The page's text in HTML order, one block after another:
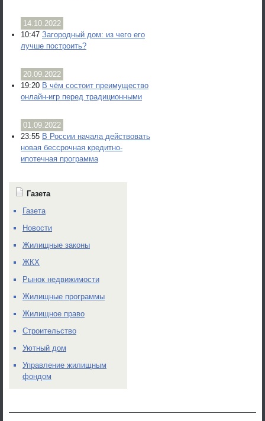
14.10.2022
10:47 Загородный дом: из чего его
лучше построить?
20.09.2022
19:20 В чём состоит преимущество
онлайн-игр перед традиционными
01.09.2022
23:55 В России начала действовать
новая бессрочная кредитно-
ипотечная программа
Газета
Газета
Новости
Жилищные законы
ЖКХ
Рынок недвижимости
Жилищные программы
Жилищное право
Строительство
Уютный дом
Управление жилищным
фондом